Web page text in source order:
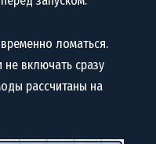
ломаться.
включать сразу
рассчитаны на